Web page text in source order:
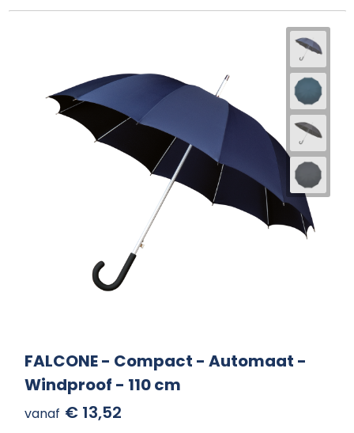
FALCONE - Compact - Automaat -
Windproof - 110 cm
vanaf € 13,52